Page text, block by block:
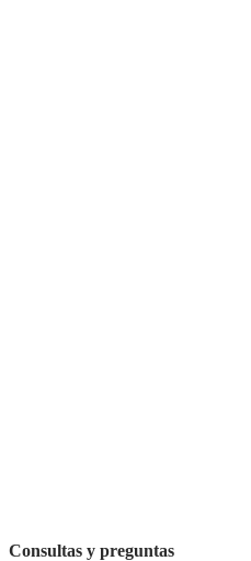
Consultas y preguntas